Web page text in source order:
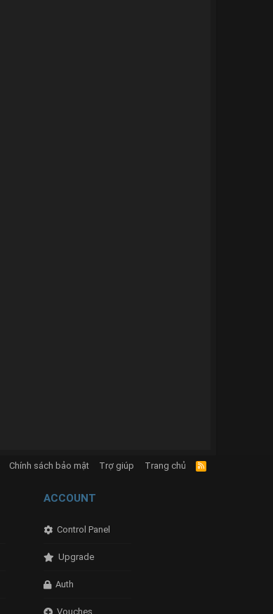
Chính sách bảo mật Trợ giúp Trang chủ
R
S
ACCOUNT
Control Panel
Upgrade
Auth
Vouches